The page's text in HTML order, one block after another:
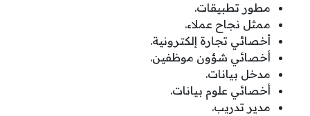
مطور تطبيقات.
ممثل نجاح عملاء.
أخصائي تجارة إلكترونية.
أخصائي شؤون موظفين.
مدخل بيانات.
أخصائي علوم بيانات.
مدير تدريب.